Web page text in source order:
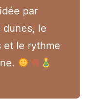
par
dunes, le
et le rythme